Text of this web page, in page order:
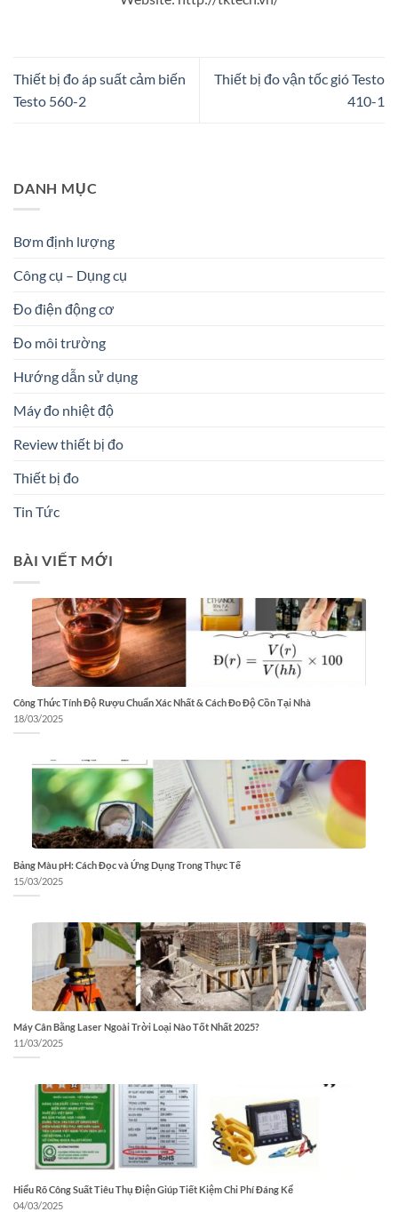
Thiết bị đo áp suất cảm biến
Testo 560-2
Thiết bị đo vận tốc gió Testo
410-1
DANH MỤC
Bơm định lượng
Công cụ – Dụng cụ
Đo điện động cơ
Đo môi trường
Hướng dẫn sử dụng
Máy đo nhiệt độ
Review thiết bị đo
Thiết bị đo
Tin Tức
BÀI VIẾT MỚI
Công Thức Tính Độ Rượu Chuẩn Xác Nhất & Cách Đo Độ Cồn Tại Nhà
18/03/2025
Bảng Màu pH: Cách Đọc và Ứng Dụng Trong Thực Tế
15/03/2025
Máy Cân Bằng Laser Ngoài Trời Loại Nào Tốt Nhất 2025?
11/03/2025
Hiểu Rõ Công Suất Tiêu Thụ Điện Giúp Tiết Kiệm Chi Phí Đáng Kể
04/03/2025